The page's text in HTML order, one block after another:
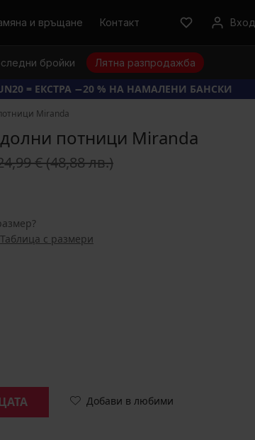
и връщане Контакт Вход
бройки Лятна разпродажба
= ЕКСТРА −20 % НА НАМАЛЕНИ БАНСКИ
Miranda
потници Miranda
€(48,88 лв.)
Таблица с размери
Добави в любими